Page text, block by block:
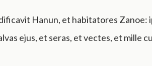
Hanun, et habitatores Zanoe:
ejus, et seras, et vectes, et mille